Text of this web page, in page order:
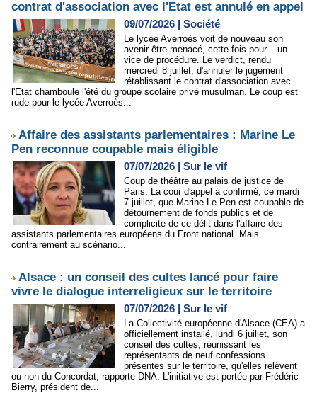
contrat d'association avec l'Etat est annulé en appel
09/07/2026 | Société
Le lycée Averroès voit de nouveau son
avenir être menacé, cette fois pour... un
vice de procédure. Le verdict, rendu
mercredi 8 juillet, d'annuler le jugement
rétablissant le contrat d'association avec
l'Etat chamboule l'été du groupe scolaire privé musulman. Le coup est
rude pour le lycée Averroès...
Affaire des assistants parlementaires : Marine Le
Pen reconnue coupable mais éligible
07/07/2026 | Sur le vif
Coup de théâtre au palais de justice de
Paris. La cour d'appel a confirmé, ce mardi
7 juillet, que Marine Le Pen est coupable de
détournement de fonds publics et de
complicité de ce délit dans l'affaire des
assistants parlementaires européens du Front national. Mais
contrairement au scénario...
Alsace : un conseil des cultes lancé pour faire
vivre le dialogue interreligieux sur le territoire
07/07/2026 | Sur le vif
La Collectivité européenne d'Alsace (CEA) a
officiellement installé, lundi 6 juillet, son
conseil des cultes, réunissant les
représentants de neuf confessions
présentes sur le territoire, qu'elles relèvent
ou non du Concordat, rapporte DNA. L'initiative est portée par Frédéric
Bierry, président de...